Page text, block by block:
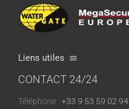
Liens utiles
Vilka är vi?
Vår fabrik
CONTACT 24/24
Téléphone : +33 9 53 59 02 94